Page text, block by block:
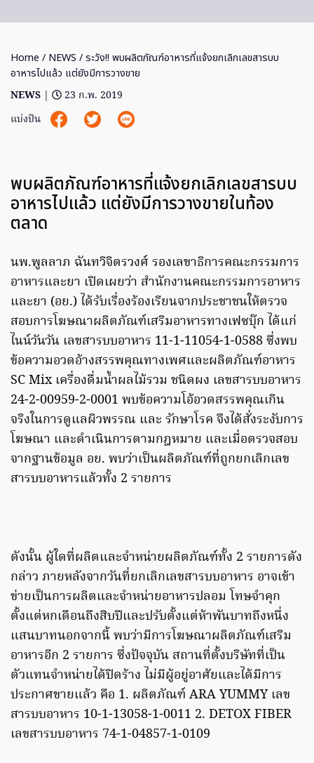
Home / NEWS / ระวัง!! พบผลิตภัณฑ์อาหารที่แจ้งยกเลิกเลขสารบบ
อาหารไปแล้ว แต่ยังมีการวางขาย
NEWS |
23 ก.พ. 2019
แบ่งปัน
พบผลิตภัณฑ์อาหารที่แจ้งยกเลิกเลขสารบบ
อาหารไปแล้ว แต่ยังมีการวางขายในท้อง
ตลาด
นพ.พูลลาภ ฉันทวิจิตรวงศ์ รองเลขาธิการคณะกรรมการ
อาหารและยา เปิดเผยว่า สำนักงานคณะกรรมการอาหาร
และยา (อย.) ได้รับเรื่องร้องเรียนจากประชาชนให้ตรวจ
สอบการโฆษณาผลิตภัณฑ์เสริมอาหารทางเฟซบุ๊ก ได้แก่
ไนน์วันวัน เลขสารบบอาหาร 11-1-11054-1-0588 ซึ่งพบ
ข้อความอวดอ้างสรรพคุณทางเพศและผลิตภัณฑ์อาหาร
SC Mix เครื่องดื่มน้ำผลไม้รวม ชนิดผง เลขสารบบอาหาร
24-2-00959-2-0001 พบข้อความโอ้อวดสรรพคุณเกิน
จริงในการดูแลผิวพรรณ และ รักษาโรค จึงได้สั่งระงับการ
โฆษณา และดำเนินการตามกฎหมาย และเมื่อตรวจสอบ
จากฐานข้อมูล อย. พบว่าเป็นผลิตภัณฑ์ที่ถูกยกเลิกเลข
สารบบอาหารแล้วทั้ง 2 รายการ
ดังนั้น ผู้ใดที่ผลิตและจำหน่ายผลิตภัณฑ์ทั้ง 2 รายการดัง
กล่าว ภายหลังจากวันที่ยกเลิกเลขสารบบอาหาร อาจเข้า
ข่ายเป็นการผลิตและจำหน่ายอาหารปลอม โทษจำคุก
ตั้งแต่หกเดือนถึงสิบปีและปรับตั้งแต่ห้าพันบาทถึงหนึ่ง
แสนบาทนอกจากนี้ พบว่ามีการโฆษณาผลิตภัณฑ์เสริม
อาหารอีก 2 รายการ ซึ่งปัจจุบัน สถานที่ตั้งบริษัทที่เป็น
ตัวแทนจำหน่ายได้ปิดร้าง ไม่มีผู้อยู่อาศัยและได้มีการ
ประกาศขายแล้ว คือ 1. ผลิตภัณฑ์ ARA YUMMY เลข
สารบบอาหาร 10-1-13058-1-0011 2. DETOX FIBER
เลขสารบบอาหาร 74-1-04857-1-0109